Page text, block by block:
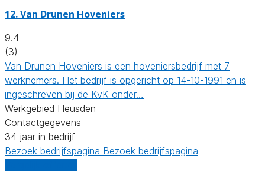
12.Van Drunen Hoveniers
9.4
(3)
Van Drunen Hoveniers is een hoveniersbedrijf met 7
werknemers. Het bedrijf is opgericht op 14-10-1991 en is
ingeschreven bij de KvK onder…
Werkgebied Heusden
Contactgegevens
34 jaar in bedrijf
Bezoek bedrijfspagina Bezoek bedrijfspagina